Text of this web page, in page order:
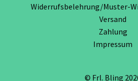
Widerrufsbelehrung/Muster-
Versand
Zahlung
Impressum
© Frl. Bling